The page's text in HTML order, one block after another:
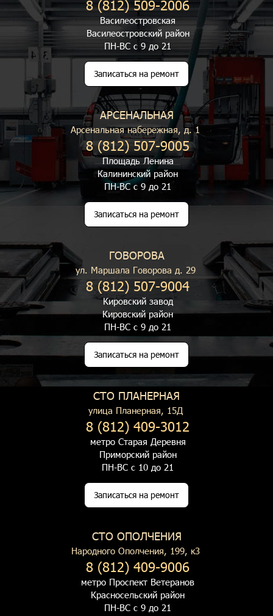
8 (812) 509-2006
Василеостровская
Василеостровский район
ПН-ВС с 9 до 21
Записаться на ремонт
АРСЕНАЛЬНАЯ
Арсенальная набережная, д. 1
8 (812) 507-9005
Площадь Ленина
Калининский район
ПН-ВС с 9 до 21
Записаться на ремонт
ГОВОРОВА
ул. Маршала Говорова д. 29
8 (812) 507-9004
Кировский завод
Кировский район
ПН-ВС с 9 до 21
Записаться на ремонт
СТО ПЛАНЕРНАЯ
улица Планерная, 15Д
8 (812) 409-3012
метро Старая Деревня
Приморский район
ПН-ВС с 10 до 21
Записаться на ремонт
СТО ОПОЛЧЕНИЯ
Народного Ополчения, 199, к3
8 (812) 409-9006
метро Проспект Ветеранов
Красносельский район
ПН-ВС с 9 до 21